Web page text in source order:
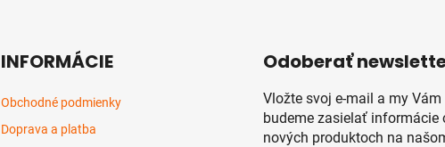
INFORMÁCIE
Obchodné podmienky
Doprava a platba
Odoberať
Vložte svoj e-mail a my Vám
budeme zasielať informácie
nových produktoch na